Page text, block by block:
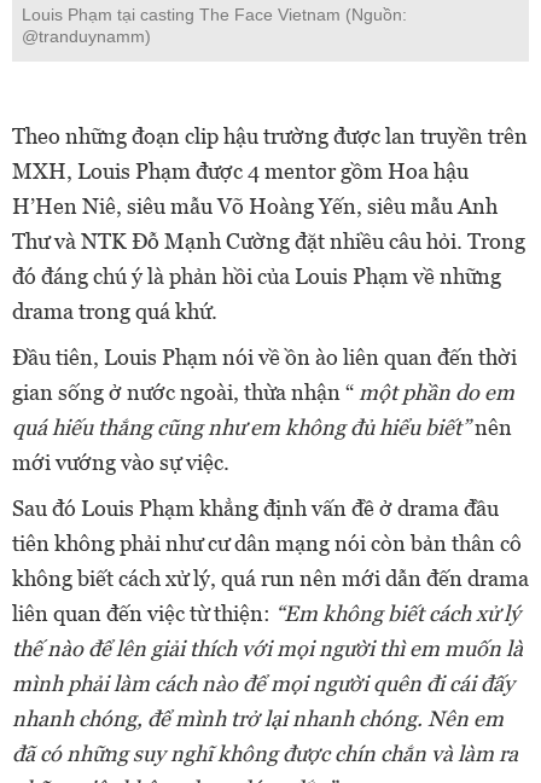
Louis Phạm tại casting The Face Vietnam (Nguồn:
@tranduynamm)
Theo những đoạn clip hậu trường được lan truyền trên
MXH, Louis Phạm được 4 mentor gồm Hoa hậu
H’Hen Niê, siêu mẫu Võ Hoàng Yến, siêu mẫu Anh
Thư và NTK Đỗ Mạnh Cường đặt nhiều câu hỏi. Trong
đó đáng chú ý là phản hồi của Louis Phạm về những
drama trong quá khứ.
Đầu tiên, Louis Phạm nói về ồn ào liên quan đến thời
gian sống ở nước ngoài, thừa nhận “một phần do em
quá hiếu thắng cũng như em không đủ hiểu biết”nên
mới vướng vào sự việc.
Sau đó Louis Phạm khẳng định vấn đề ở drama đầu
tiên không phải như cư dân mạng nói còn bản thân cô
không biết cách xử lý, quá run nên mới dẫn đến drama
liên quan đến việc từ thiện: “Em không biết cách xử lý
thế nào để lên giải thích với mọi người thì em muốn là
mình phải làm cách nào để mọi người quên đi cái đấy
nhanh chóng, để mình trở lại nhanh chóng. Nên em
đã có những suy nghĩ không được chín chắn và làm ra